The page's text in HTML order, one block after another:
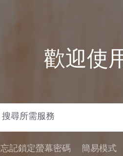
歡迎使
忘記鎖定螢幕密碼 簡易模式